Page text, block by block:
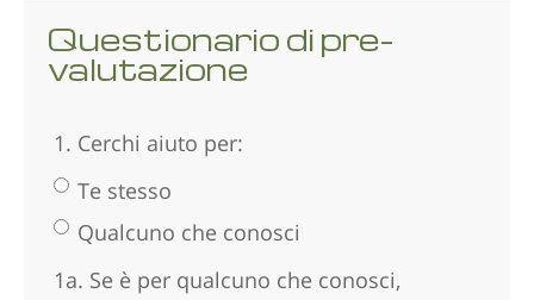
macedone
cinese
Questionario di pre-
valutazione
1. Cerchi aiuto per:
Te stesso
Qualcuno che conosci
1a. Se è per qualcuno che conosci,